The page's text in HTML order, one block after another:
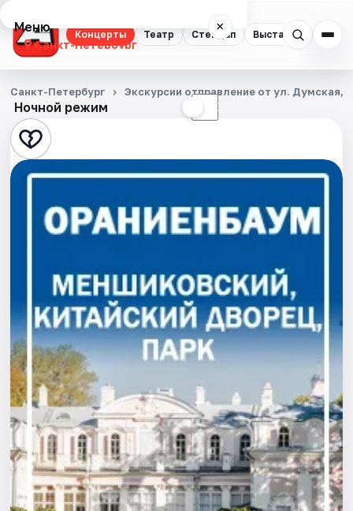
Концерты Театр Стендап Выставки
Меню ×
Санкт-Петербург
Концерты
Театр
Стендап
Квесты
Спорт
События
Города
Площадки
Артисты
Рейтинги
Ночной режим ☾
Санкт-Петербург Экскурсии отправление от ул. Думская,